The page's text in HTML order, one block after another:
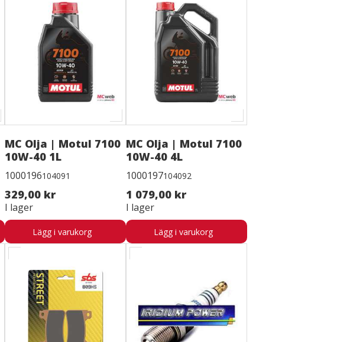
MC Olja | Motul 7100
10W-40 1L
1000196104091
329,00 kr
I lager
Lägg i varukorg
MC Olja | Motul 7100
10W-40 4L
1000197104092
1 079,00 kr
I lager
Lägg i varukorg